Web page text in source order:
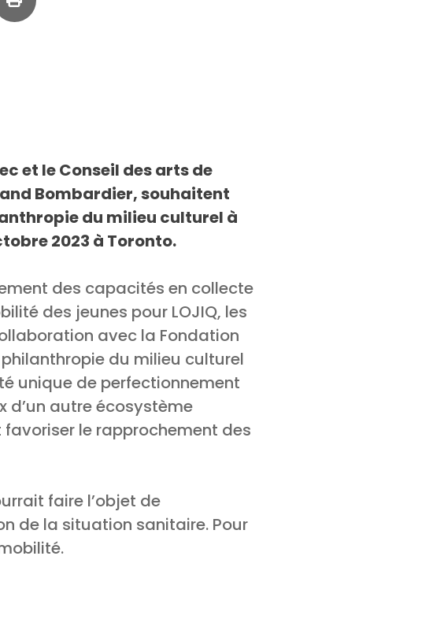
et le Conseil des arts de
Bombardier, souhaitent
du milieu culturel à
2023 à Toronto.
des capacités en collecte
des jeunes pour LOJIQ, les
avec la Fondation
philanthropie du milieu culturel
unique de perfectionnement
d’un autre écosystème
le rapprochement des
faire l’objet de
de la situation sanitaire. Pour